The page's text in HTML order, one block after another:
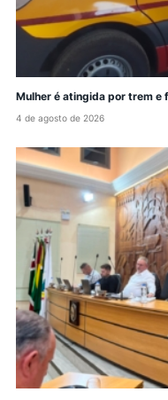
Mulher é atingida por trem e
4 de agosto de 2026